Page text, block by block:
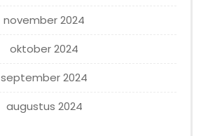
november 2024
oktober 2024
september 2024
augustus 2024